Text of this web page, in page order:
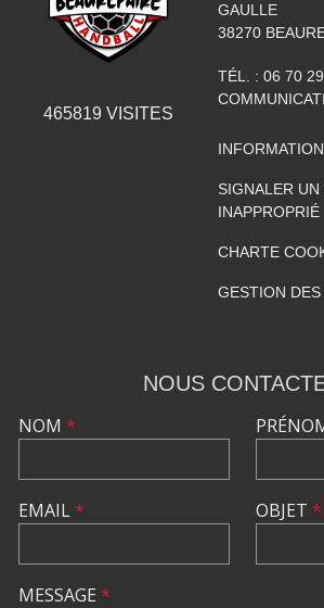
465819 VISITES
GAULLE
38270
TÉL. : 06 70
SIGNALER
INAPPROPRIÉ
CHARTE
GESTION
NOUS
NOM *
EMAIL* OBJET *
MESSAGE *